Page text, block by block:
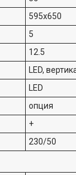
595x650
5
12.5
LED,
LED
опция
+
230/50